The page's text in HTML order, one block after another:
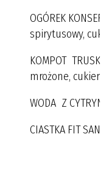
OGÓREK
spirytusowy,
KOMPOT
mrożone, cukier
WODA Z
CIASTKA FIT